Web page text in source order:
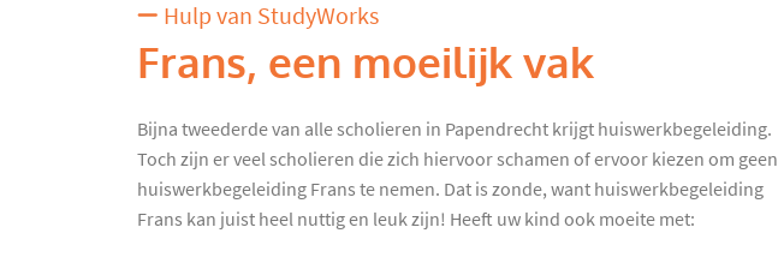
Hulp van StudyWorks
Frans, een moeilijk vak
Bijna tweederde van alle scholieren in Papendrecht krijgt huiswerkbegeleiding.
Toch zijn er veel scholieren die zich hiervoor schamen of ervoor kiezen om geen
huiswerkbegeleiding Frans te nemen. Dat is zonde, want huiswerkbegeleiding
Frans kan juist heel nuttig en leuk zijn! Heeft uw kind ook moeite met: